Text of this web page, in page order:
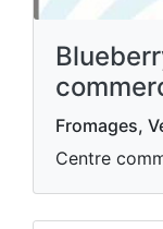
Fromages,
Centre